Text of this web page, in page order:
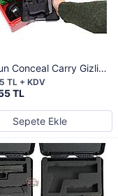
Conceal Carry Gizli
Çantası
TL
TL + KDV
Sepete Ekle